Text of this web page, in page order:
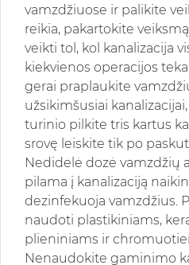
vamzdžiuose ir palikite
reikia, pakartokite
veikti tol, kol kanalizacija
kiekvienos operacijos
gerai praplaukite
užsikimšusiai
turinio pilkite tris kartus
srovę leiskite tik po
Nedidelė dozė vamzdžių
pilama į kanalizaciją
dezinfekuoja vamzdžius.
naudoti plastikiniams,
plieniniams ir
Nenaudokite gaminimo